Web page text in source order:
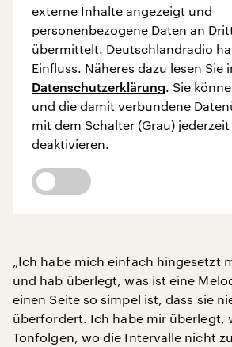
externe Inhalte angezeigt und
personenbezogene Daten an
übermittelt. Deutschlandradio
Einfluss. Näheres dazu lesen Sie
Datenschutzerklärung. Sie
und die damit verbundene
mit dem Schalter (Grau)
deaktivieren.
„Ich habe mich einfach hingesetzt
und hab überlegt, was ist eine
einen Seite so simpel ist, dass sie
überfordert. Ich habe mir überlegt,
Tonfolgen, wo die Intervalle nicht